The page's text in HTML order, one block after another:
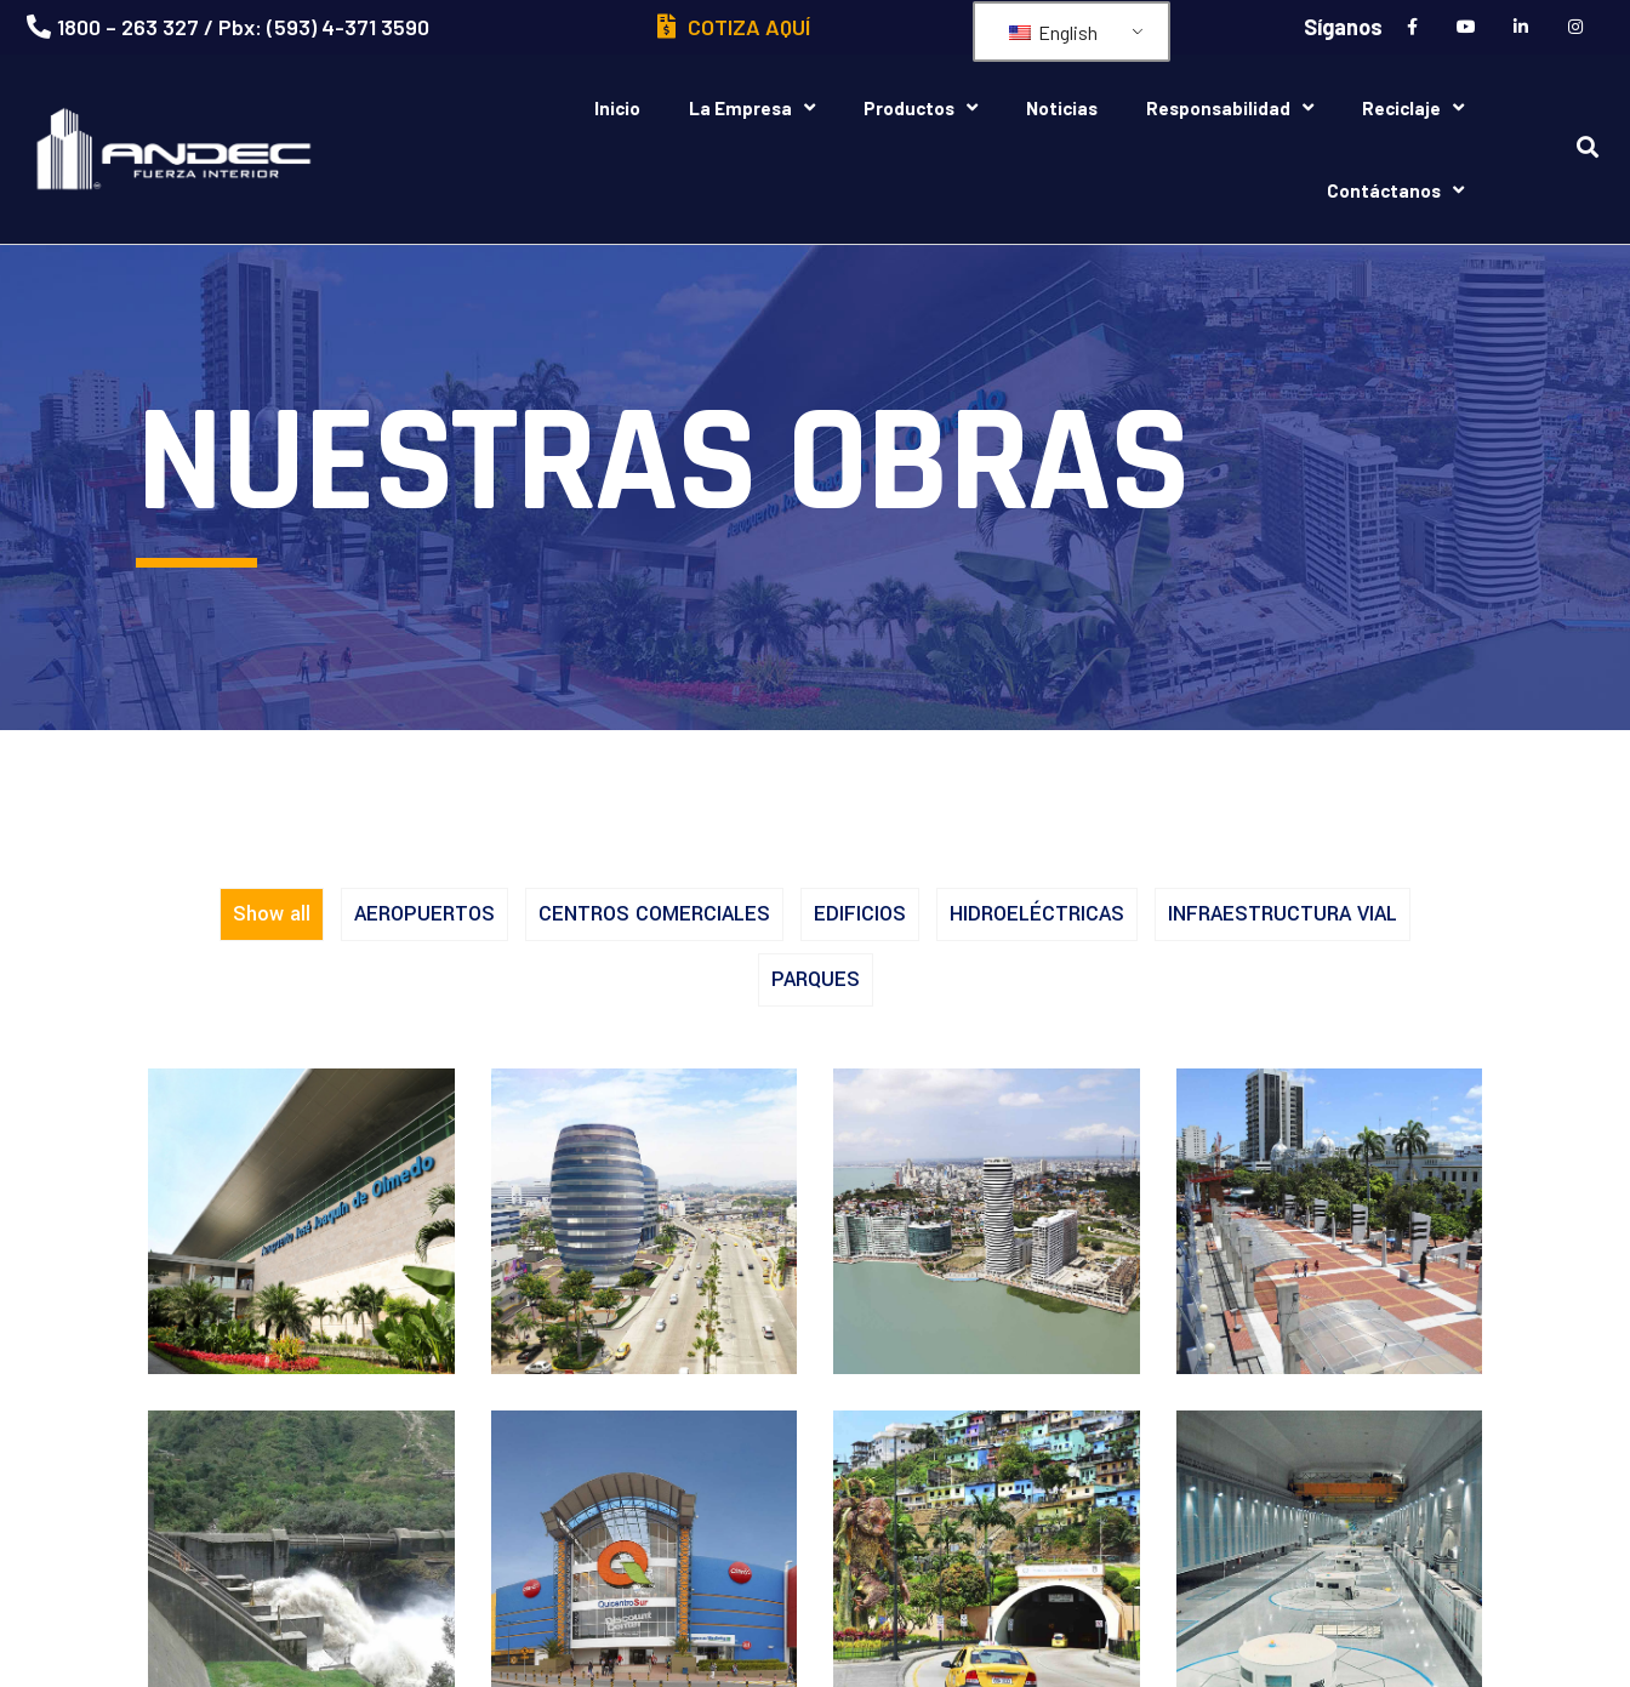
1800 – 263 327 / Pbx: (593) 4-371 3590 COTIZA AQUÍ English Síganos
Inicio La Empresa Productos Noticias Responsabilidad Reciclaje
Contáctanos
NUESTRAS OBRAS
Show all AEROPUERTOS CENTROS COMERCIALES EDIFICIOS HIDROELÉCTRICAS INFRAESTRUCTURA VIAL
PARQUES
AEROPUERTO JOSÉ
JOAQUÍN DE OLMEDO
EDIFICIO 100 BUSINESS
PLAZA
PUERTO SANTA ANA MALECÓN 2000
PROYECTO
HIDROELÉCTRICO TOACHI
PILATÓN
QUICENTRO SHOPPING
TÚNEL CERRO EL
CARMEN
COCA CODO SINCLAIR
DAM